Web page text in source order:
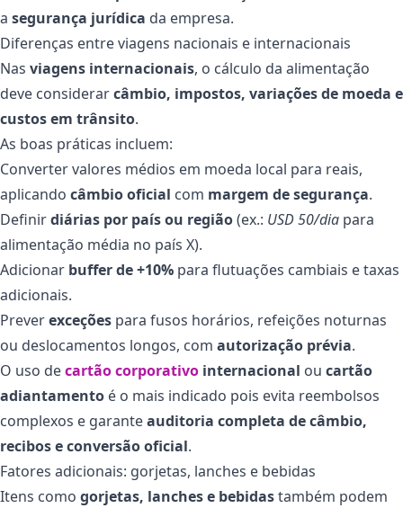
a segurança jurídica da empresa.
Diferenças entre viagens nacionais e internacionais
Nas viagens internacionais, o cálculo da alimentação
deve considerarcâmbio, impostos, variações de moeda e
custos em trânsito.
As boas práticas incluem:
Converter valores médios em moeda local para reais,
aplicando câmbio oficial com margem de segurança.
Definirdiárias por país ou região(ex.: USD 50/dia para
alimentação média no país X).
Adicionar buffer de +10% para flutuações cambiais e taxas
adicionais.
Preverexceções para fusos horários, refeições noturnas
ou deslocamentos longos, com autorização prévia.
O uso decartão corporativo internacional ou cartão
adiantamento é o mais indicado pois evita reembolsos
complexos e garanteauditoria completa de câmbio,
recibos e conversão oficial.
Fatores adicionais: gorjetas, lanches e bebidas
Itens como gorjetas, lanches e bebidastambém podem